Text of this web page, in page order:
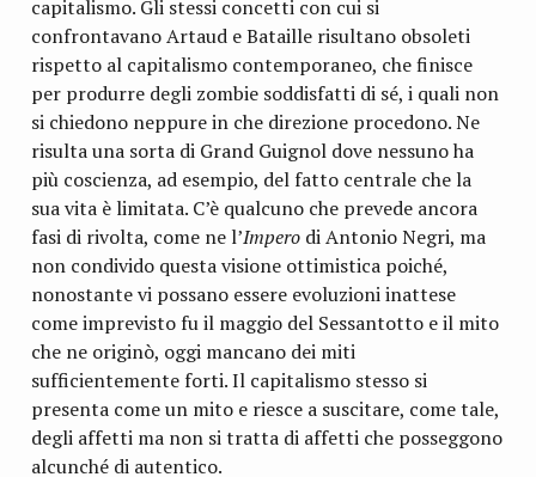
capitalismo. Gli stessi concetti con cui si
confrontavano Artaud e Bataille risultano obsoleti
rispetto al capitalismo contemporaneo, che finisce
per produrre degli zombie soddisfatti di sé, i quali non
si chiedono neppure in che direzione procedono. Ne
risulta una sorta di Grand Guignol dove nessuno ha
più coscienza, ad esempio, del fatto centrale che la
sua vita è limitata. C’è qualcuno che prevede ancora
fasi di rivolta, come ne l’Impero di Antonio Negri, ma
non condivido questa visione ottimistica poiché,
nonostante vi possano essere evoluzioni inattese
come imprevisto fu il maggio del Sessantotto e il mito
che ne originò, oggi mancano dei miti
sufficientemente forti. Il capitalismo stesso si
presenta come un mito e riesce a suscitare, come tale,
degli affetti ma non si tratta di affetti che posseggono
alcunché di autentico.